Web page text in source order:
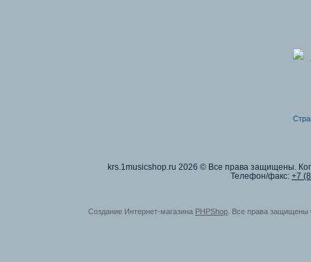
krs.1musicshop.ru 2026 © Все права защищены.
Телефон/факс: +7
Создание Интернет-магазина PHPShop . Все права защищены